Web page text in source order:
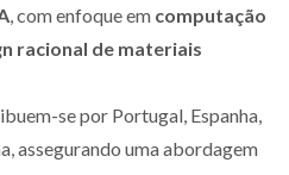
, com enfoque em computação
racional de materiais
se por Portugal, Espanha,
assegurando uma abordagem